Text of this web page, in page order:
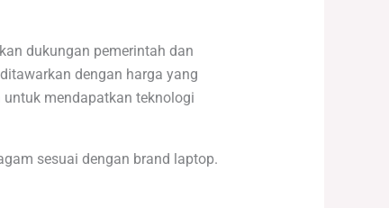
dukungan pemerintah dan
dengan harga yang
mendapatkan teknologi
sesuai dengan brand laptop.